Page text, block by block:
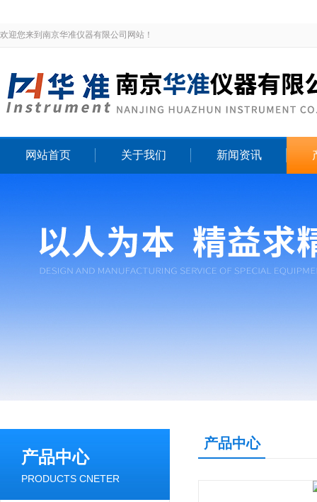
欢迎您来到南京华准仪器有限公司网站！
网站首页 关于我们 新闻资讯
产品中心
PRODUCTS CNETER
产品中心